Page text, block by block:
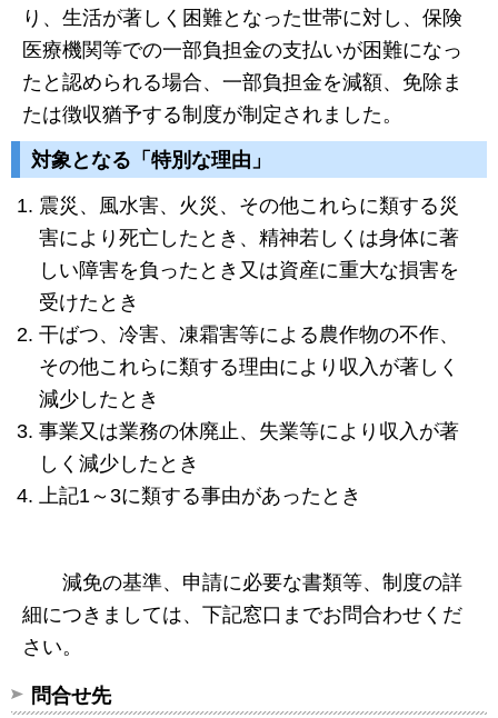
り、生活が著しく困難となった世帯に対し、保険
医療機関等での一部負担金の支払いが困難になっ
たと認められる場合、一部負担金を減額、免除ま
たは徴収猶予する制度が制定されました。
対象となる「特別な理由」
震災、風水害、火災、その他これらに類する災
害により死亡したとき、精神若しくは身体に著
しい障害を負ったとき又は資産に重大な損害を
受けたとき
干ばつ、冷害、凍霜害等による農作物の不作、
その他これらに類する理由により収入が著しく
減少したとき
事業又は業務の休廃止、失業等により収入が著
しく減少したとき
上記1～3に類する事由があったとき
減免の基準、申請に必要な書類等、制度の詳
細につきましては、下記窓口までお問合わせくだ
さい。
問合せ先